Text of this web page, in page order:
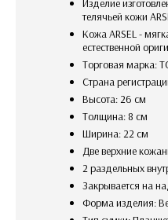
Изделие изготовлено из натуральной, долговечной
телячьей кожи
Кожа ARSEL - мягкая натуральная телячья кожа с
естественной
Торговая марка:
Страна
Высота: 26 см
Толщина: 8 см
Ширина: 22 см
две верхние
2 раздельных
закрывается на
Форма изделия: